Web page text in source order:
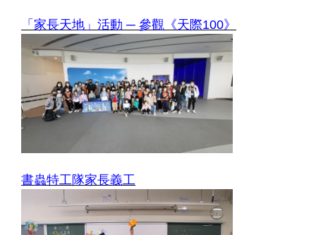
「家長天地」活動 ─ 參觀《天際100》
書蟲特工隊家長義工